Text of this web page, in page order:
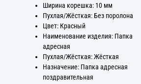
Ширина корешка: 10 мм
Пухлая/Жёсткая: Без поролона
Цвет: Красный
Наименование изделия: Папка
адресная
Пухлая/Жёсткая: Жёсткая
Назначение: Папка адресная
поздравительная